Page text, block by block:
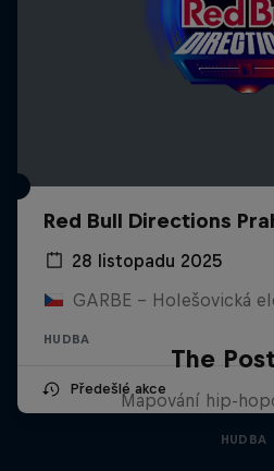
Red Bull Directions
28 listopadu 2025
GARBE - Holešovická
HUDBA
Předešlé akce
The
Mapování hip-
HUDBA